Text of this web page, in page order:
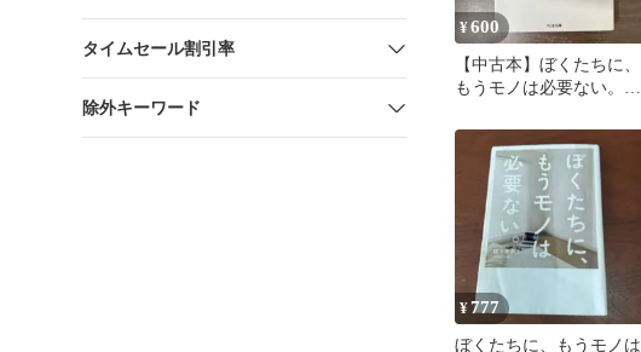
タイムセール割引率
除外キーワード
¥600
【中古本】ぼくたちに、
もうモノは必要ない。増
¥777
ぼくたちに、もうモノは